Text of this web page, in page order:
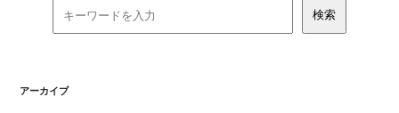
アーカイブ